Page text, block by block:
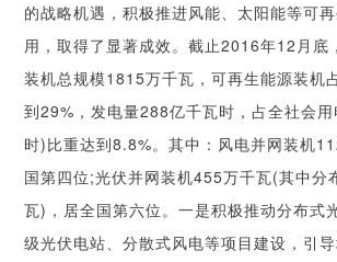
的战略机遇，积极推进风能、太阳能等可
用，取得了显著成效。截止2016年12月底
装机总规模1815万千瓦，可再生能源装机
到29%，发电量288亿千瓦时，占全社会
时)比重达到8.8%。其中：风电并网装机
国第四位;光伏并网装机455万千瓦(其中分
瓦)，居全国第六位。一是积极推动分布式
级光伏电站、分散式风电等项目建设，引